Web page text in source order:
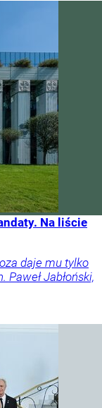
Na liście
daje mu tylko
Jabłoński,